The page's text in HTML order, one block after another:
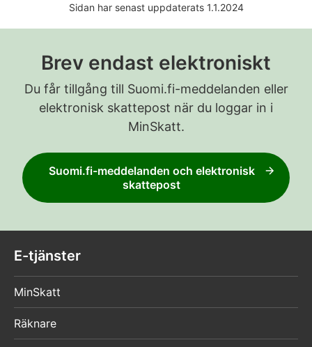
Sidan har senast uppdaterats 1.1.2024
Brev endast elektroniskt
Du får tillgång till Suomi.fi-meddelanden eller
elektronisk skattepost när du loggar in i
MinSkatt.
Suomi.fi-meddelanden och elektronisk
skattepost
E-tjänster
MinSkatt
Räknare